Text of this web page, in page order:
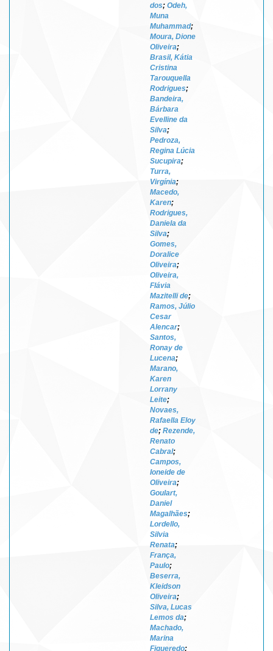
dos; Odeh,
Muna
Muhammad;
Moura, Dione
Oliveira;
Brasil, Kátia
Cristina
Tarouquella
Rodrigues;
Bandeira,
Bárbara
Evelline da
Silva;
Pedroza,
Regina Lúcia
Sucupira;
Turra,
Virgínia;
Macedo,
Karen;
Rodrigues,
Daniela da
Silva;
Gomes,
Doralice
Oliveira;
Oliveira,
Flávia
Mazitelli de;
Ramos, Júlio
Cesar
Alencar;
Santos,
Ronay de
Lucena;
Marano,
Karen
Lorrany
Leite;
Novaes,
Rafaella Eloy
de; Rezende,
Renato
Cabral;
Campos,
Ioneide de
Oliveira;
Goulart,
Daniel
Magalhães;
Lordello,
Silvia
Renata;
França,
Paulo;
Beserra,
Kleidson
Oliveira;
Silva, Lucas
Lemos da;
Machado,
Marina
Figueredo;